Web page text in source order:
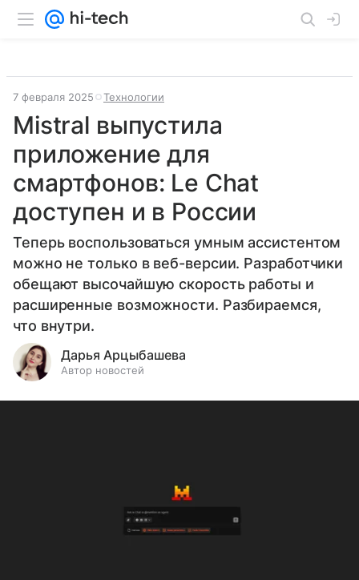
7 февраля 2025 Технологии
Mistral выпустила
приложение для
смартфонов: Le Chat
доступен и в России
Теперь воспользоваться умным ассистентом
можно не только в веб-версии. Разработчики
обещают высочайшую скорость работы и
расширенные возможности. Разбираемся,
что внутри.
Дарья Арцыбашева
Автор новостей